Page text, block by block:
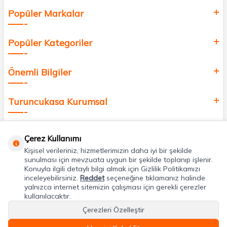
Popüler Markalar
Popüler Kategoriler
Önemli Bilgiler
Turuncukasa Kurumsal
Uygulamalarımız
Adres & İletişim
Çerez Kullanımı
Kişisel verileriniz, hizmetlerimizin daha iyi bir şekilde
sunulması için mevzuata uygun bir şekilde toplanıp işlenir.
Konuyla ilgili detaylı bilgi almak için Gizlilik Politikamızı
inceleyebilirsiniz. Reddetseçeneğine tıklamanız halinde
yalnızca internet sitemizin çalışması için gerekli çerezler
kullanılacaktır.
Çerezleri Özelleştir